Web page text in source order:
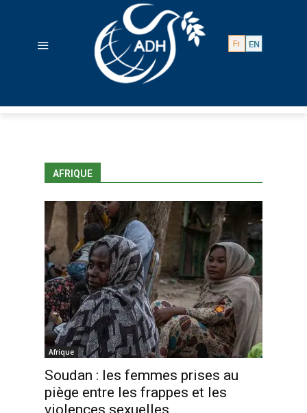
AFRIQUE
Afrique
Soudan : les femmes prises au
piège entre les frappes et les